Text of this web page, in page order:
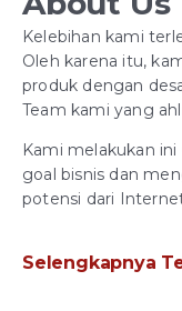
Kelebihan kami
Oleh karena itu,
produk dengan
Team kami yang
Kami melakukan
goal bisnis dan
potensi dari
Selengkapnya